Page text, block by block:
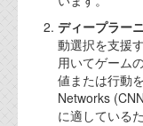
ディープラー
動選択を支援
用いてゲーム
値または行動
Networks
に適している